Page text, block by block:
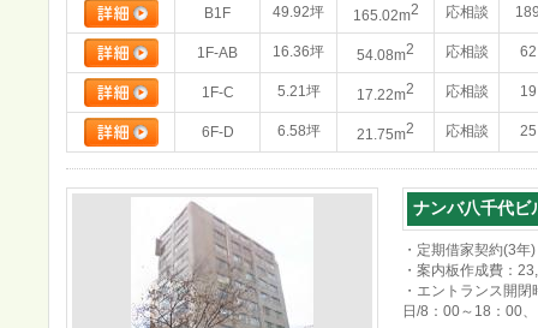
B1F 49.92坪 165.02m2 応相談
1F-AB 16.36坪 54.08m2 応相談
1F-C 5.21坪 17.22m2 応相談
6F-D 6.58坪 21.75m2 応相談
ナンバ八千代ビ
・定期借家契約(3年)
・案内板作成費：
・エントランス開
日/8：00～18：00